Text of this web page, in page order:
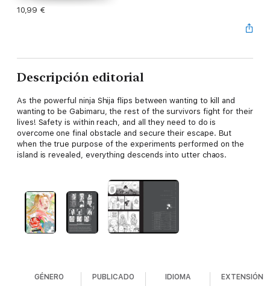
10,99 €
Descripción editorial
As the powerful ninja Shija flips between wanting to kill and
wanting to be Gabimaru, the rest of the survivors fight for their
lives! Safety is within reach, and all they need to do is
overcome one final obstacle and secure their escape. But
when the true purpose of the experiments performed on the
island is revealed, everything descends into utter chaos.
GÉNERO PUBLICADO IDIOMA EXTENSIÓN